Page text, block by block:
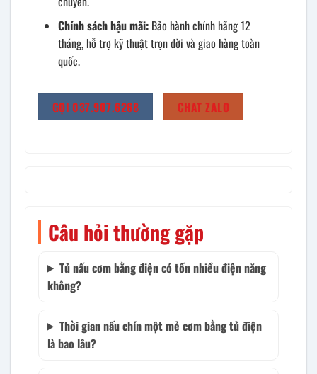
Chính sách hậu mãi: Bảo hành chính hãng 12
tháng, hỗ trợ kỹ thuật trọn đời và giao hàng toàn
quốc.
GỌI 037.907.6268 CHAT ZALO
Câu hỏi thường gặp
Tủ nấu cơm bằng điện có tốn nhiều điện năng
không?
Thời gian nấu chín một mẻ cơm bằng tủ điện
là bao lâu?